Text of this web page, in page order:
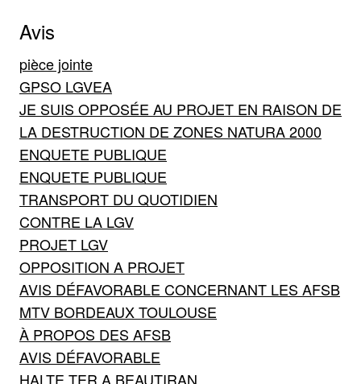
Avis
pièce jointe
GPSO LGVEA
JE SUIS OPPOSÉE AU PROJET EN RAISON DE
LA DESTRUCTION DE ZONES NATURA 2000
ENQUETE PUBLIQUE
ENQUETE PUBLIQUE
TRANSPORT DU QUOTIDIEN
CONTRE LA LGV
PROJET LGV
OPPOSITION A PROJET
AVIS DÉFAVORABLE CONCERNANT LES AFSB
MTV BORDEAUX TOULOUSE
À PROPOS DES AFSB
AVIS DÉFAVORABLE
HALTE TER A BEAUTIRAN